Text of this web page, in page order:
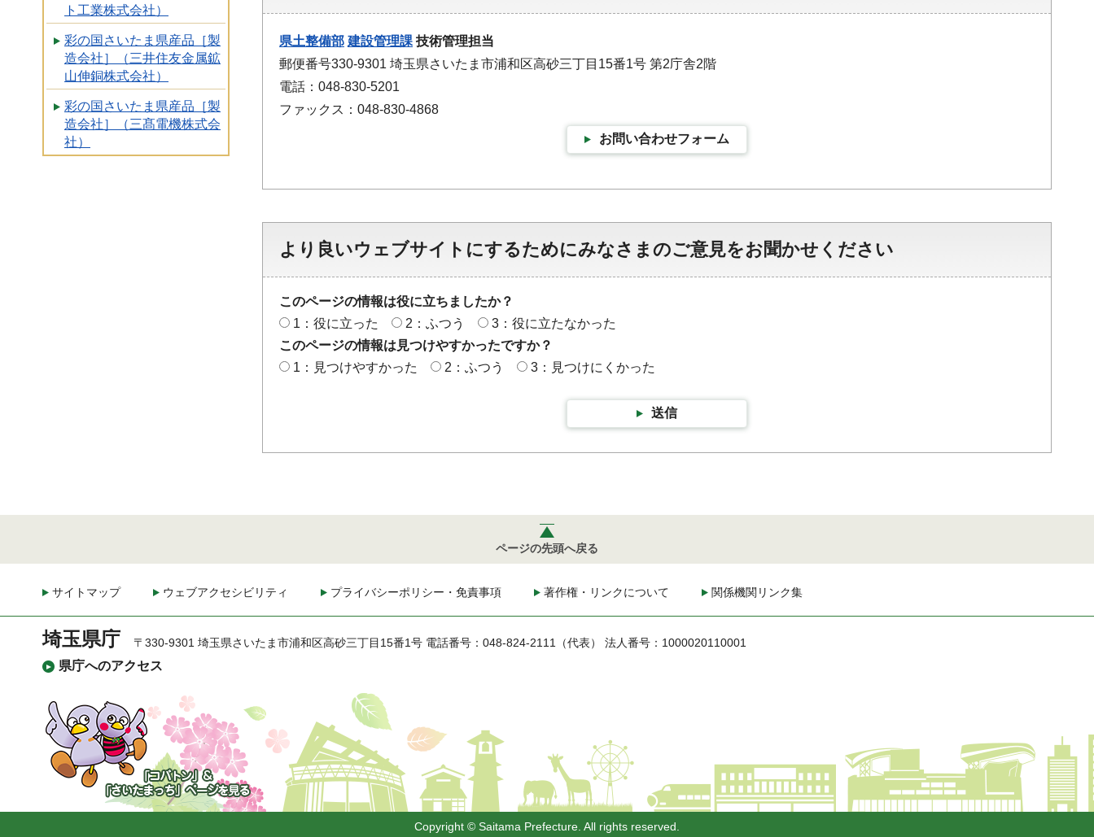
ト工業株式会社）
彩の国さいたま県産品［製
造会社］（三井住友金属鉱
山伸銅株式会社）
彩の国さいたま県産品［製
造会社］（三髙電機株式会
社）
県土整備部 建設管理課 技術管理担当
郵便番号330-9301 埼玉県さいたま市浦和区高砂三丁目15番1号 第2庁舎2階
電話：048-830-5201
ファックス：048-830-4868
お問い合わせフォーム
より良いウェブサイトにするためにみなさまのご意見をお聞かせください
このページの情報は役に立ちましたか？
1：役に立った
2：ふつう
3：役に立たなかった
このページの情報は見つけやすかったですか？
1：見つけやすかった
2：ふつう 3：見つけにくかった
送信
ページの先頭へ戻る
サイトマップ ウェブアクセシビリティ プライバシーポリシー・免責事項 著作権・リンクについて 関係機関リンク集
埼玉県庁
県庁へのアクセス
〒330-9301 埼玉県さいたま市浦和区高砂三丁目15番1号 電話番号：048-824-2111（代表） 法人番号：1000020110001
「コバトン」&「さいた
まっち」
Copyright © Saitama Prefecture. All rights reserved.